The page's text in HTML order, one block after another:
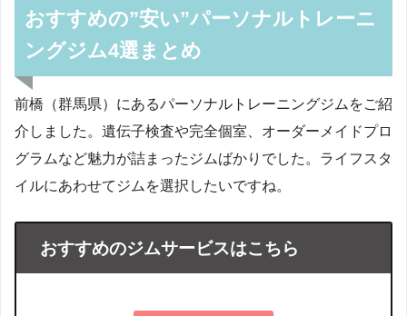
おすすめの”安い”パーソナルトレーニ
ングジム4選まとめ
前橋（群馬県）にあるパーソナルトレーニングジムをご紹
介しました。遺伝子検査や完全個室、オーダーメイドプロ
グラムなど魅力が詰まったジムばかりでした。ライフスタ
イルにあわせてジムを選択したいですね。
おすすめのジムサービスはこちら